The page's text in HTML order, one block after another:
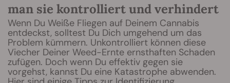
man sie kontrolliert und verhindert
Wenn Du Weiße Fliegen auf Deinem Cannabis
entdeckst, solltest Du Dich umgehend um das
Problem kümmern. Unkontrolliert können diese
Viecher Deiner Weed-Ernte ernsthaften Schaden
zufügen. Doch wenn Du effektiv gegen sie
vorgehst, kannst Du eine Katastrophe abwenden.